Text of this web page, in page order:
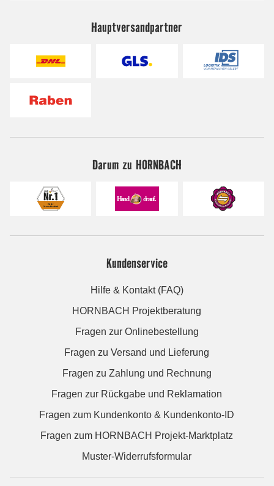
Hauptversandpartner
Darum zu HORNBACH
Kundenservice
Hilfe & Kontakt (FAQ)
HORNBACH Projektberatung
Fragen zur Onlinebestellung
Fragen zu Versand und Lieferung
Fragen zu Zahlung und Rechnung
Fragen zur Rückgabe und Reklamation
Fragen zum Kundenkonto & Kundenkonto-ID
Fragen zum HORNBACH Projekt-Marktplatz
Muster-Widerrufsformular